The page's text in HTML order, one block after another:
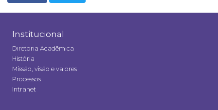
Institucional
Diretoria Acadêmica
História
Missão, visão e valores
Processos
Intranet